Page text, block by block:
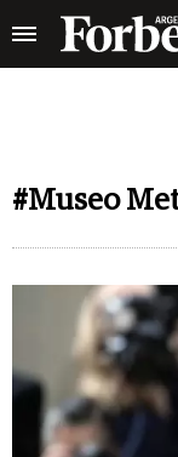
#Museo